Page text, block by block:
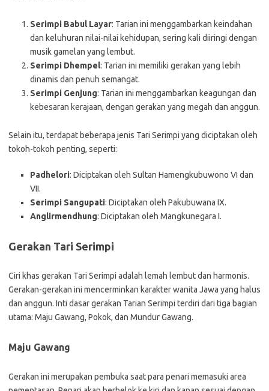
Serimpi Babul Layar: Tarian ini menggambarkan keindahan
dan keluhuran nilai-nilai kehidupan, sering kali diiringi dengan
musik gamelan yang lembut.
Serimpi Dhempel: Tarian ini memiliki gerakan yang lebih
dinamis dan penuh semangat.
Serimpi Genjung: Tarian ini menggambarkan keagungan dan
kebesaran kerajaan, dengan gerakan yang megah dan anggun.
Selain itu, terdapat beberapa jenis Tari Serimpi yang diciptakan oleh
tokoh-tokoh penting, seperti:
Padhelori: Diciptakan oleh Sultan Hamengkubuwono VI dan
VII.
Serimpi Sangupati: Diciptakan oleh Pakubuwana IX.
Anglirmendhung: Diciptakan oleh Mangkunegara I.
Gerakan Tari Serimpi
Ciri khas gerakan Tari Serimpi adalah lemah lembut dan harmonis.
Gerakan-gerakan ini mencerminkan karakter wanita Jawa yang halus
dan anggun. Inti dasar gerakan Tarian Serimpi terdiri dari tiga bagian
utama: Maju Gawang, Pokok, dan Mundur Gawang.
Maju Gawang
Gerakan ini merupakan pembuka saat para penari memasuki area